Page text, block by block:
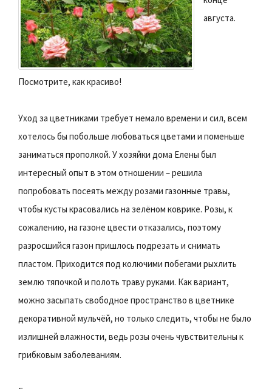
августа.
Посмотрите, как красиво!
Уход за цветниками требует немало времени и сил, всем
хотелось бы побольше любоваться цветами и поменьше
заниматься прополкой. У хозяйки дома Елены был
интересный опыт в этом отношении – решила
попробовать посеять между розами газонные травы,
чтобы кусты красовались на зелёном коврике. Розы, к
сожалению, на газоне цвести отказались, поэтому
разросшийся газон пришлось подрезать и снимать
пластом. Приходится под колючими побегами рыхлить
землю тяпочкой и полоть траву руками. Как вариант,
можно засыпать свободное пространство в цветнике
декоративной мульчёй, но только следить, чтобы не было
излишней влажности, ведь розы очень чувствительны к
грибковым заболеваниям.